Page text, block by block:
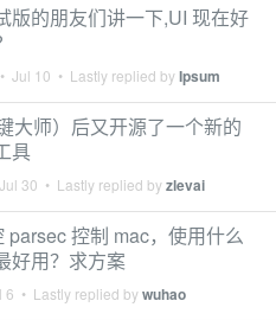
版的朋友们讲一下,UI 现在好
• Jul 10 • Lastly replied byIpsum
大师）后又开源了一个新的
具
Jul 30 • Lastly replied byzlevai
控制 mac，使用什么
好用？求方案
6 • Lastly replied bywuhao